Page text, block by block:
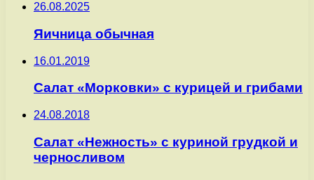
26.08.2025
Яичница обычная
16.01.2019
Салат «Морковки» с курицей и грибами
24.08.2018
Салат «Нежность» с куриной грудкой и
черносливом